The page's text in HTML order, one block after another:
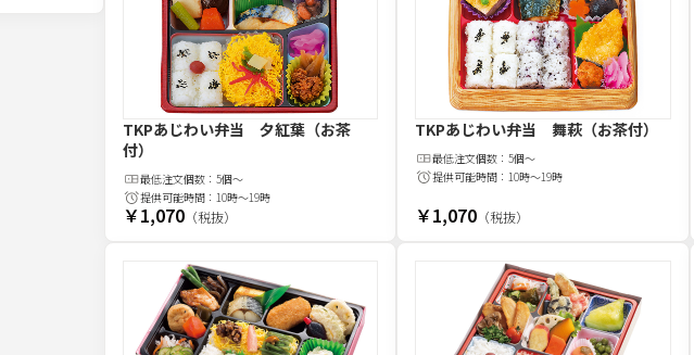
TKPあじわい弁当 夕紅葉（お茶
付）
最低注文個数： 5個～
提供可能時間： 10時～19時
￥1,070 （税抜）
TKPあじわい弁当 舞萩（お茶付）
最低注文個数：5個～
提供可能時間：10時～19時
￥1,070 （税抜）